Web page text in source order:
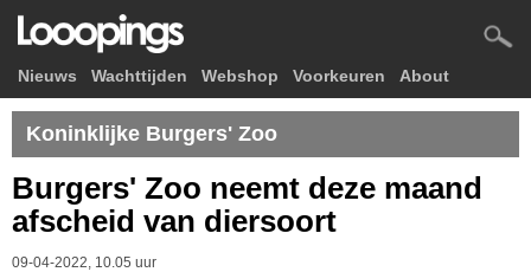
Nieuws Wachttijden Webshop Voorkeuren About
Koninklijke Burgers' Zoo
Burgers' Zoo neemt deze maand
afscheid van diersoort
09-04-2022, 10.05 uur